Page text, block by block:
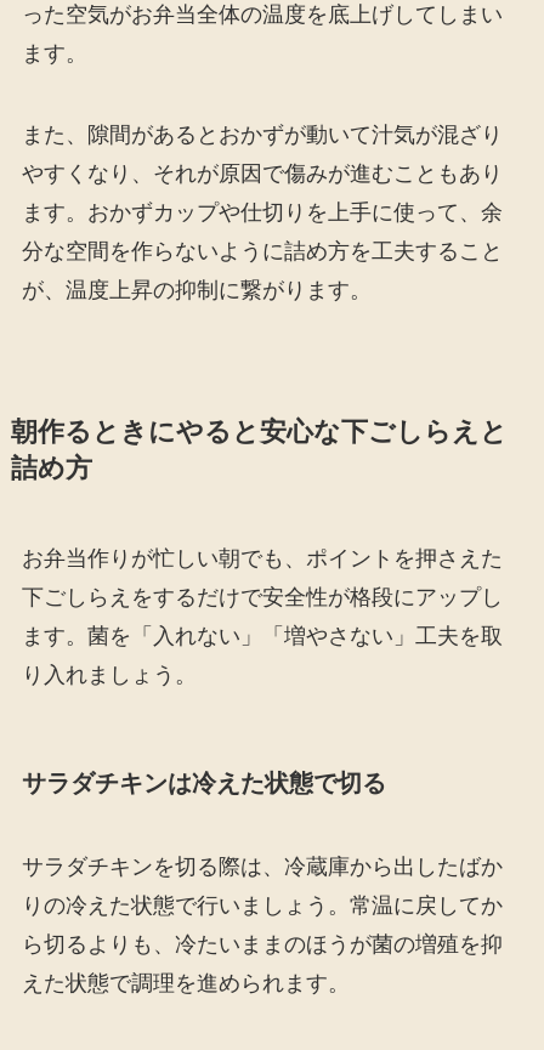
った空気がお弁当全体の温度を底上げしてしまい
ます。
また、隙間があるとおかずが動いて汁気が混ざり
やすくなり、それが原因で傷みが進むこともあり
ます。おかずカップや仕切りを上手に使って、余
分な空間を作らないように詰め方を工夫すること
が、温度上昇の抑制に繋がります。
朝作るときにやると安心な下ごしらえと
詰め方
お弁当作りが忙しい朝でも、ポイントを押さえた
下ごしらえをするだけで安全性が格段にアップし
ます。菌を「入れない」「増やさない」工夫を取
り入れましょう。
サラダチキンは冷えた状態で切る
サラダチキンを切る際は、冷蔵庫から出したばか
りの冷えた状態で行いましょう。常温に戻してか
ら切るよりも、冷たいままのほうが菌の増殖を抑
えた状態で調理を進められます。